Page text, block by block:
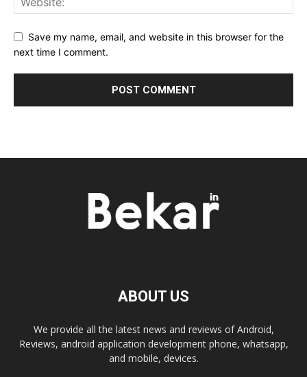
Save my name, email, and website in this browser for the
next time I comment.
ABOUT US
We provide all the latest news and reviews of Android,
Reviews, android application development phone, whatsapp,
and mobile, devices.